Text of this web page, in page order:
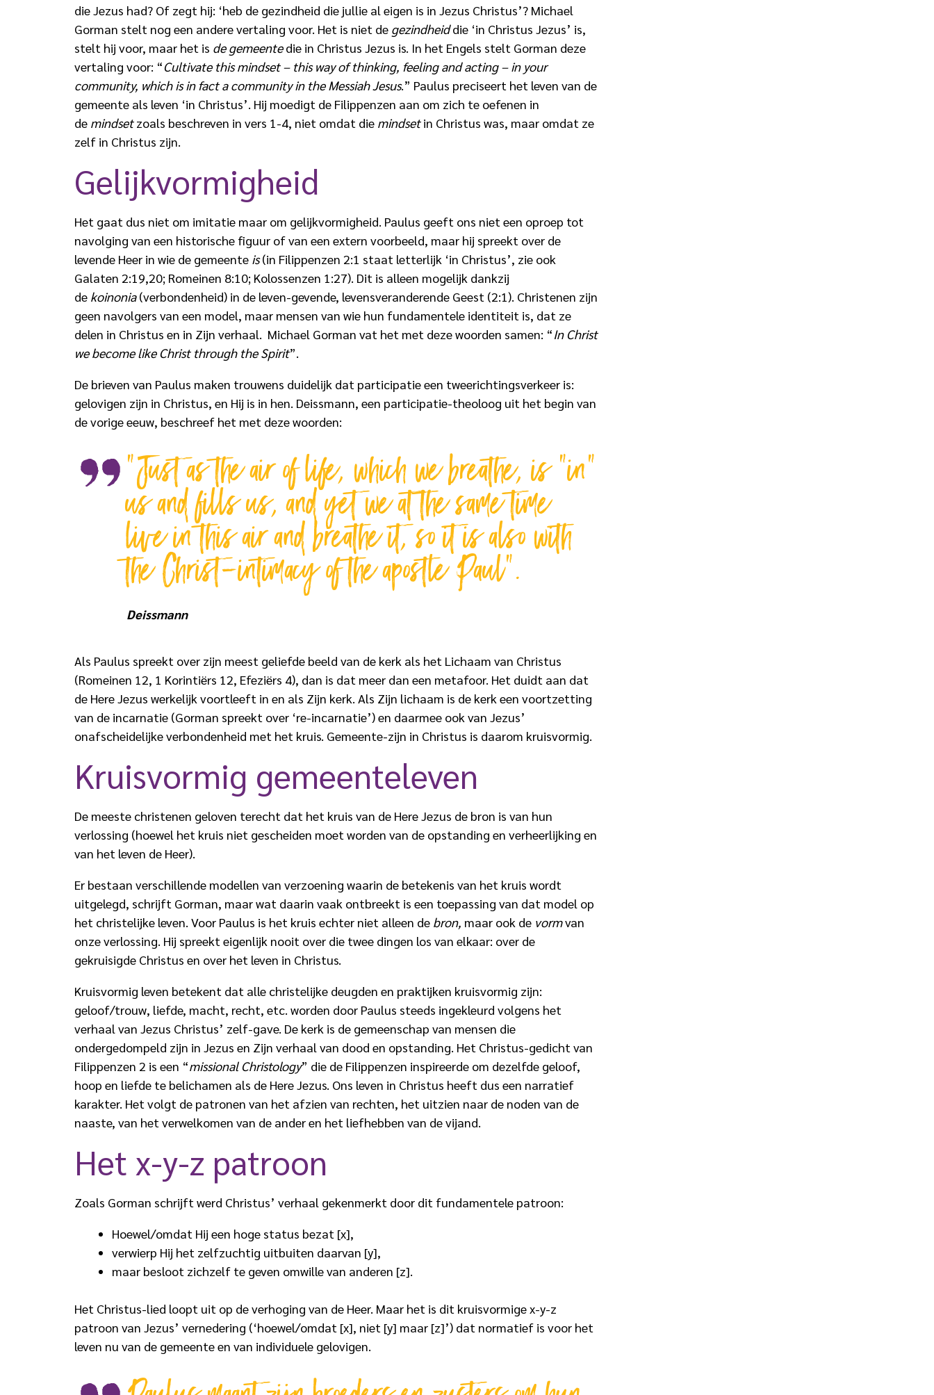
die Jezus had? Of zegt hij: ‘heb de gezindheid die jullie al eigen is in Jezus Christus’? Michael
Gorman stelt nog een andere vertaling voor. Het is niet de gezindheiddie ‘in Christus Jezus’ is,
stelt hij voor, maar het is de gemeentedie in Christus Jezus is. In het Engels stelt Gorman deze
vertaling voor: “Cultivate this mindset – this way of thinking, feeling and acting – in your
community, which is in fact a community in the Messiah Jesus.” Paulus preciseert het leven van de
gemeente als leven ‘in Christus’. Hij moedigt de Filippenzen aan om zich te oefenen in
de mindsetzoals beschreven in vers 1-4, niet omdat die mindsetin Christus was, maar omdat ze
zelf in Christus zijn.
Gelijkvormig­heid
Het gaat dus niet om imitatie maar om gelijkvormigheid. Paulus geeft ons niet een oproep tot
navolging van een historische figuur of van een extern voorbeeld, maar hij spreekt over de
levende Heer in wie de gemeente is(in Filippenzen 2:1 staat letterlijk ‘in Christus’, zie ook
Galaten 2:19,20; Romeinen 8:10; Kolossenzen 1:27). Dit is alleen mogelijk dankzij
de koinonia(verbondenheid) in de leven-gevende, levensveranderende Geest (2:1). Christenen zijn
geen navolgers van een model, maar mensen van wie hun fundamentele identiteit is, dat ze
delen in Christus en in Zijn verhaal. Michael Gorman vat het met deze woorden samen: “In Christ
we become like Christ through the Spirit”.
De brieven van Paulus maken trouwens duidelijk dat participatie een tweerichtingsverkeer is:
gelovigen zijn in Christus, en Hij is in hen. Deissmann, een participatie-theoloog uit het begin van
de vorige eeuw, beschreef het met deze woorden:
“Just as the air of life, which we breathe, is “in”
us and fills us, and yet we at the same time
live in this air and breathe it, so it is also with
the Christ-intimacy of the apostle Paul”.
Deissmann
Als Paulus spreekt over zijn meest geliefde beeld van de kerk als het Lichaam van Christus
(Romeinen 12, 1 Korintiërs 12, Efeziërs 4), dan is dat meer dan een metafoor. Het duidt aan dat
de Here Jezus werkelijk voortleeft in en als Zijn kerk. Als Zijn lichaam is de kerk een voortzetting
van de incarnatie (Gorman spreekt over ‘re-incarnatie’) en daarmee ook van Jezus’
onafscheidelijke verbondenheid met het kruis. Gemeente-zijn in Christus is daarom kruisvormig.
Kruisvormig gemeente­leven
De meeste christenen geloven terecht dat het kruis van de Here Jezus de bron is van hun
verlossing (hoewel het kruis niet gescheiden moet worden van de opstanding en verheerlijking en
van het leven de Heer).
Er bestaan verschillende modellen van verzoening waarin de betekenis van het kruis wordt
uitgelegd, schrijft Gorman, maar wat daarin vaak ontbreekt is een toepassing van dat model op
het christelijke leven. Voor Paulus is het kruis echter niet alleen de bron, maar ook de vormvan
onze verlossing. Hij spreekt eigenlijk nooit over die twee dingen los van elkaar: over de
gekruisigde Christus en over het leven in Christus.
Kruisvormig leven betekent dat alle christelijke deugden en praktijken kruisvormig zijn:
geloof/trouw, liefde, macht, recht, etc. worden door Paulus steeds ingekleurd volgens het
verhaal van Jezus Christus’ zelf-gave. De kerk is de gemeenschap van mensen die
ondergedompeld zijn in Jezus en Zijn verhaal van dood en opstanding. Het Christus-gedicht van
Filippenzen 2 is een “missional Christology” die de Filippenzen inspireerde om dezelfde geloof,
hoop en liefde te belichamen als de Here Jezus. Ons leven in Christus heeft dus een narratief
karakter. Het volgt de patronen van het afzien van rechten, het uitzien naar de noden van de
naaste, van het verwelkomen van de ander en het liefhebben van de vijand.
Het x-y-z patroon
Zoals Gorman schrijft werd Christus’ verhaal gekenmerkt door dit fundamentele patroon:
Hoewel/omdat Hij een hoge status bezat [x],
verwierp Hij het zelfzuchtig uitbuiten daarvan [y],
maar besloot zichzelf te geven omwille van anderen [z].
Het Christus-lied loopt uit op de verhoging van de Heer. Maar het is dit kruisvormige x-y-z
patroon van Jezus’ vernedering (‘hoewel/omdat [x], niet [y] maar [z]’) dat normatief is voor het
leven nu van de gemeente en van individuele gelovigen.